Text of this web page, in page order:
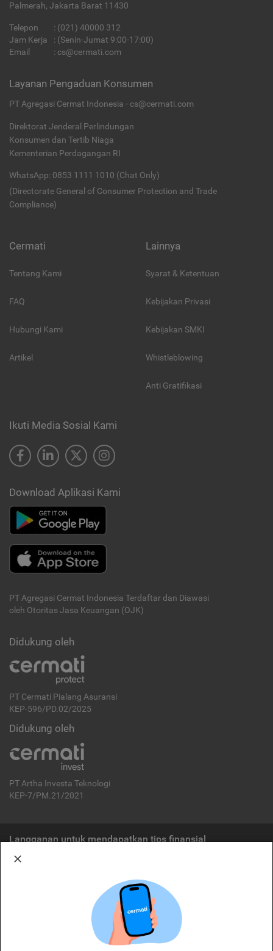
Palmerah, Jakarta Barat 11430
Telepon : (021) 40000 312
Jam Kerja
: (Senin-Jumat 9:00-17:00)
Email
: cs@cermati.com
Layanan Pengaduan Konsumen
PT Agregasi Cermat Indonesia - cs@cermati.com
Direktorat Jenderal Perlindungan
Konsumen dan Tertib Niaga
Kementerian Perdagangan RI
WhatsApp: 0853 1111 1010 (Chat Only)
(Directorate General of Consumer Protection and Trade
Compliance)
Cermati
Tentang Kami
FAQ
Hubungi Kami
Artikel
Lainnya
Syarat & Ketentuan
Kebijakan Privasi
Kebijakan SMKI
Whistleblowing
Anti Gratifikasi
Ikuti Media Sosial Kami
Download Aplikasi Kami
PT Agregasi Cermat Indonesia Terdaftar dan Diawasi
oleh Otoritas Jasa Keuangan (OJK)
Didukung oleh
PT Cermati Pialang Asuransi
KEP-596/PD.02/2025
Didukung oleh
PT Artha Investa Teknologi
KEP-7/PM.21/2021
Langganan untuk mendapatkan tips finansial
Cermati merupakan penyelenggara agregasi jasa keuangan yang terdaftar di
OJK. Oleh karena itu, produk dan/atau layanan jasa keuangan yang
ditawarkan bukan merupakan produk dan/atau layanan jasa keuangan yang
diterbitkan oleh Cermati dan Cermati tidak bertanggung jawab atas tuntutan